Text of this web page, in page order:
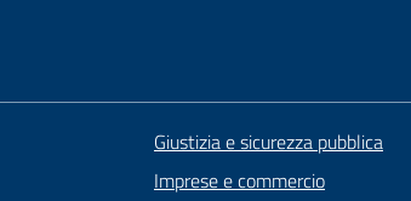
Giustizia e sicurezza pubblica
Imprese e commercio